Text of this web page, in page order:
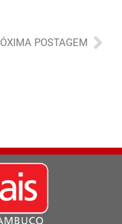
POSTAGEM